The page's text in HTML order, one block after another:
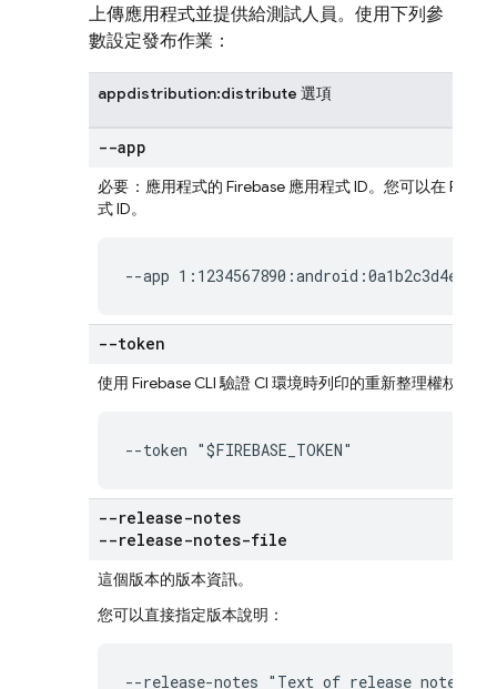
上傳應用程式並提供給測試人員。使用下列參
數設定發布作業：
appdistribution:distribute 選項
--app
必要 ：應用程式的 Firebase 應用程式 ID。您可以在
式 ID。
--app
--token
使用 FirebaseCLI 驗證 CI 環境時列印的重新整理權杖 (詳
--token "$FIREBASE_TOKEN"
--release-notes
--release-notes-file
這個版本的版本資訊。
您可以直接指定版本說明：
--release-notes "Text of release notes"